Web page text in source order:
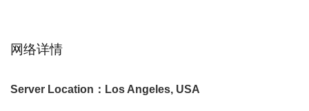
网络详情
Server Location：Los Angeles, USA